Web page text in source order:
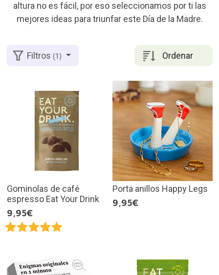
altura no es fácil, por eso seleccionamos por ti las
mejores ideas para triunfar este Día de la Madre.
Ordenar
Filtros(1)
Gominolas de café
espresso Eat Your Drink
9,95€
Porta anillos Happy Legs
9,95€